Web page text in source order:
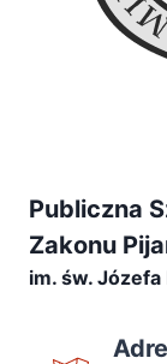
Publiczna
Zakonu
im. św.